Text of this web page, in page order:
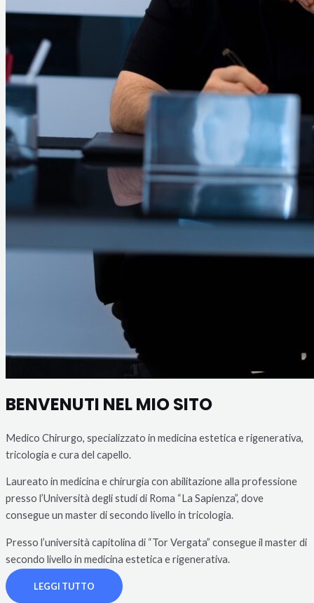
BENVENUTI NEL MIO SITO
Medico Chirurgo, specializzato in medicina estetica e rigenerativa,
tricologia e cura del capello.
Laureato in medicina e chirurgia con abilitazione alla professione
presso l’Università degli studi di Roma “La Sapienza”, dove
consegue un master di secondo livello in tricologia.
Presso l’università capitolina di “Tor Vergata” consegue il master di
secondo livello in medicina estetica e rigenerativa.
LEGGI TUTTO